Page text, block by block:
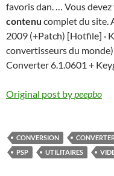
favoris dan. … Vous
contenu complet du site.
2009 (+Patch) [Hotfile] ·
convertisseurs du
Converter 6.1.0601 +
Original post bypeepbo
CONVERSION
PSP
UTILITAIRES